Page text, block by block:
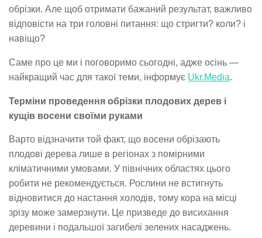
обрізки. Але щоб отримати бажаний результат, важливо
відповісти на три головні питання: що стригти? коли? і
навіщо?
Саме про це ми і поговоримо сьогодні, адже осінь —
найкращий час для такої теми, інформує Ukr.Media.
Терміни проведення обрізки плодових дерев і
кущів восени своїми руками
Варто відзначити той факт, що восени обрізають
плодові дерева лише в регіонах з помірними
кліматичними умовами. У північних областях цього
робити не рекомендується. Рослини не встигнуть
відновитися до настання холодів, тому кора на місці
зрізу може замерзнути. Це призведе до висихання
деревини і подальшої загибелі зелених насаджень.